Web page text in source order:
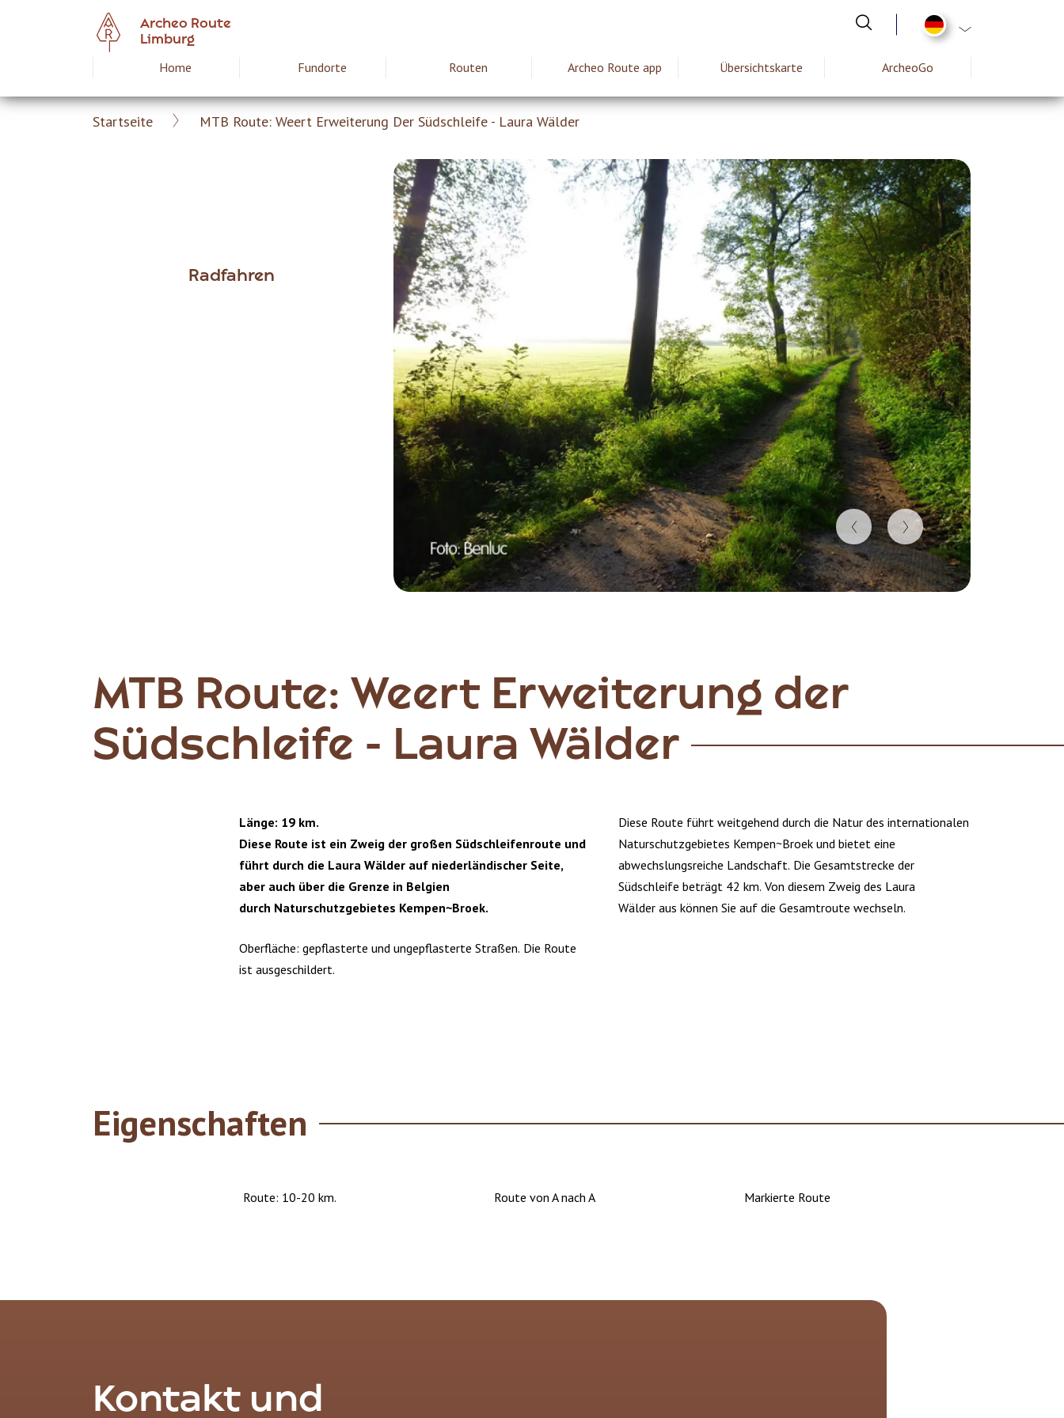
List additional
Archeo Route
Limburg
Hoofdnavigatie
Archeoroute
Home Fundorte Routen Archeo Route app Übersichtskarte ArcheoGo
Breadcrumb
Startseite MTB Route: Weert Erweiterung Der Südschleife - Laura Wälder
Radfahren
MTB Route: Weert Erweiterung der
Südschleife - Laura Wälder
Länge: 19 km.
Diese Route ist ein Zweig der großen Südschleifenroute und
führt durch die Laura Wälder auf niederländischer Seite,
aber auch über die Grenze in Belgien
durch Naturschutzgebietes Kempen~Broek.
Oberfläche: gepflasterte und ungepflasterte Straßen. Die Route
ist ausgeschildert.
Diese Route führt weitgehend durch die Natur des internationalen
Naturschutzgebietes Kempen~Broek und bietet eine
abwechslungsreiche Landschaft. Die Gesamtstrecke der
Südschleife beträgt 42 km. Von diesem Zweig des Laura
Wälder aus können Sie auf die Gesamtroute wechseln.
Eigenschaften
Route: 10-20 km. Route von A nach A Markierte Route
Kontakt und